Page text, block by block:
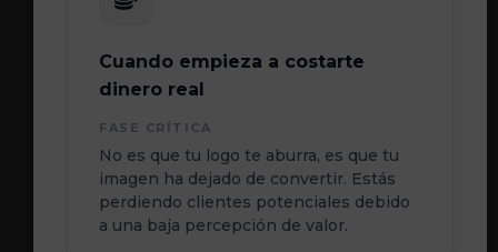
Cuando empieza a costarte
dinero real
FASE CRÍTICA
No es que tu logo te aburra, es que tu
imagen ha dejado de convertir. Estás
perdiendo clientes potenciales debido
a una baja percepción de valor.